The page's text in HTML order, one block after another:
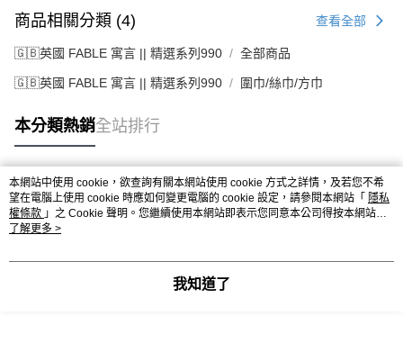
商品相關分類 (4) 查看全部
🇬🇧英國 FABLE 寓言 || 精選系列990 全部商品
🇬🇧英國 FABLE 寓言 || 精選系列990 圍巾/絲巾/方巾
本分類熱銷全站排行
熱門標籤
本網站中使用 cookie，欲查詢有關本網站使用 cookie 方式之詳情，及若您不希
望在電腦上使用 cookie 時應如何變更電腦的 cookie 設定，請參閱本網站「 隱私
權條款 」之 Cookie 聲明。您繼續使用本網站即表示您同意本公司得按本網站使
用條款之 Cookie 聲明使用 cookie。
了解更多 >
我知道了